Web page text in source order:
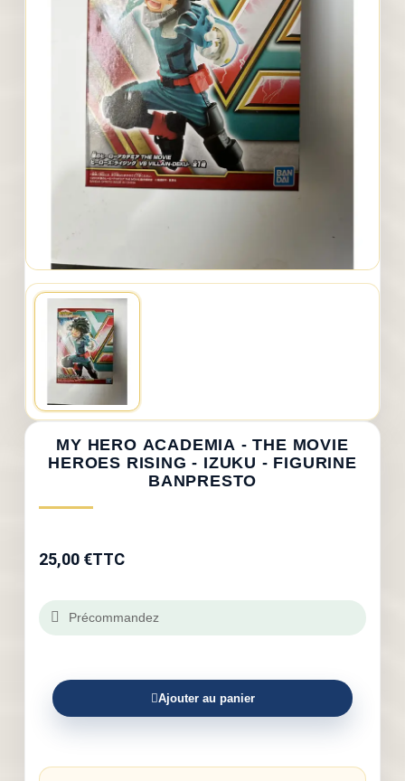
MY HERO ACADEMIA - THE MOVIE
HEROES RISING - IZUKU - FIGURINE
BANPRESTO
25,00 €TTC
Précommandez
Ajouter au panier